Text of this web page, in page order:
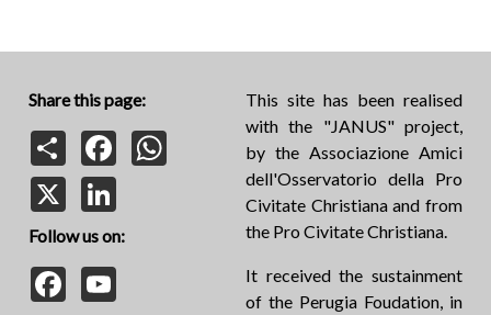
Share this page:
Share
Facebook
Follow us on:
Facebook
This site has been realised
with the "JANUS" project,
by the Associazione Amici
dell'Osservatorio della Pro
Civitate Christiana and from
the Pro Civitate Christiana.
It received the sustainment
of the Perugia Foudation, in